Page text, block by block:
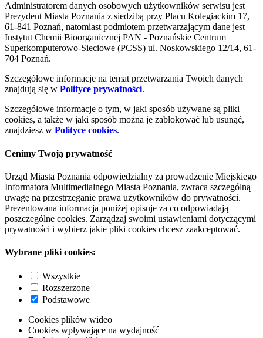
Administratorem danych osobowych użytkowników serwisu jest
Prezydent Miasta Poznania z siedzibą przy Placu Kolegiackim 17,
61-841 Poznań, natomiast podmiotem przetwarzającym dane jest
Instytut Chemii Bioorganicznej PAN - Poznańskie Centrum
Superkomputerowo-Sieciowe (PCSS) ul. Noskowskiego 12/14, 61-
704 Poznań.
Szczegółowe informacje na temat przetwarzania Twoich danych
znajdują się w Polityce prywatności.
Szczegółowe informacje o tym, w jaki sposób używane są pliki
cookies, a także w jaki sposób można je zablokować lub usunąć,
znajdziesz w Polityce cookies.
Cenimy Twoją prywatność
Urząd Miasta Poznania odpowiedzialny za prowadzenie Miejskiego
Informatora Multimedialnego Miasta Poznania, zwraca szczególną
uwagę na przestrzeganie prawa użytkowników do prywatności.
Prezentowana informacja poniżej opisuje za co odpowiadają
poszczególne cookies. Zarządzaj swoimi ustawieniami dotyczącymi
prywatności i wybierz jakie pliki cookies chcesz zaakceptować.
Wybrane pliki cookies:
Wszystkie
Rozszerzone
Podstawowe
Cookies plików wideo
Cookies wpływające na wydajność